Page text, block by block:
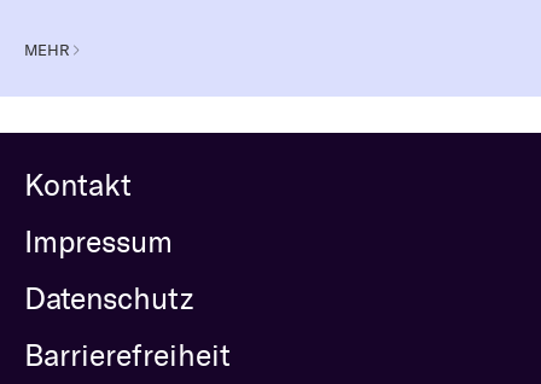
MEHR
Kontakt
Impressum
Datenschutz
Barrierefreiheit